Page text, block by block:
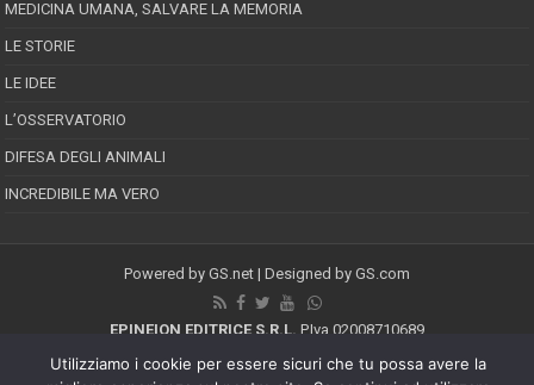
MEDICINA UMANA, SALVARE LA MEMORIA
LE STORIE
LE IDEE
L’OSSERVATORIO
DIFESA DEGLI ANIMALI
INCREDIBILE MA VERO
Powered by GS.net | Designed by GS.com
EPINEION EDITRICE S.R.L. P.Iva 02008710689
Direttore responsabile: Maurizio Piccinino
Utilizziamo i cookie per essere sicuri che tu possa avere la